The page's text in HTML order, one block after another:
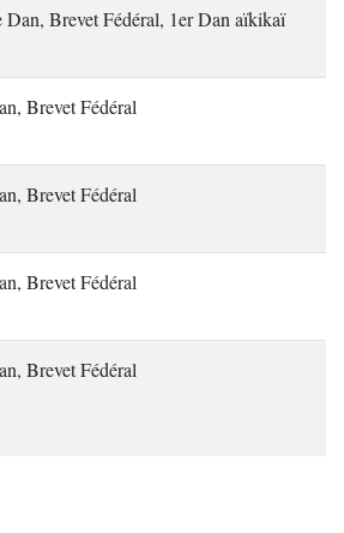
Dan, Brevet Fédéral, 1er Dan aïkikaï
Brevet Fédéral
Brevet Fédéral
Brevet Fédéral
Brevet Fédéral